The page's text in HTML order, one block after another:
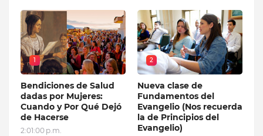
1
Bendiciones de Salud
dadas por Mujeres:
Cuando y Por Qué Dejó
de Hacerse
2:01:00 p.m.
2
Nueva clase de
Fundamentos del
Evangelio (Nos recuerda
la de Principios del
Evangelio)